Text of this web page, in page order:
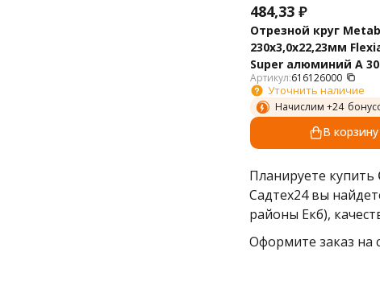
484,33 ₽
Отрезной круг
230х3,0х22,23мм
Super алюминий A
прямой 616126000
Артикул:616126000
Уточнить наличие
Начислим +24
В корзину
Планируете купить
Садтех24 вы
районы Екб),
Оформите заказ на